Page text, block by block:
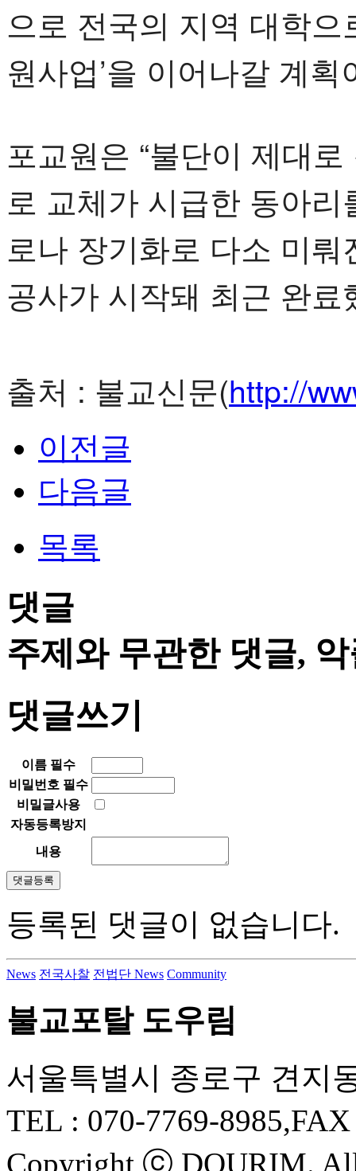
으로 전국의 지역 대학으
원사업’을 이어나갈 계획
포교원은 “불단이 제대
로 교체가 시급한 동아리
로나 장기화로 다소 미
공사가 시작돼 최근 완
출처 : 불교신문(http://
이전글
다음글
목록
댓글
주제와 무관한 댓글,
댓글쓰기
이름 필수
비밀번호 필수
비밀글사용
자동등록방지
내용
등록된 댓글이 없습니다.
News 전국사찰 전법단 News Community
불교포탈 도우림
서울특별시 종로구 견지
TEL : 070-7769-8985
Copyright ⓒ DOURIM.